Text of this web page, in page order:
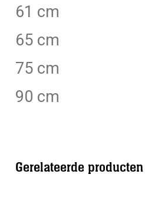
61 cm
65 cm
75 cm
90 cm
Gerelateerde producten